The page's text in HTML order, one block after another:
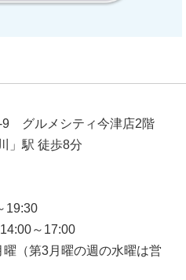
9 グルメシティ今津店2階
」駅 徒歩8分
19:30
～17:00
（第3月曜の週の水曜は営